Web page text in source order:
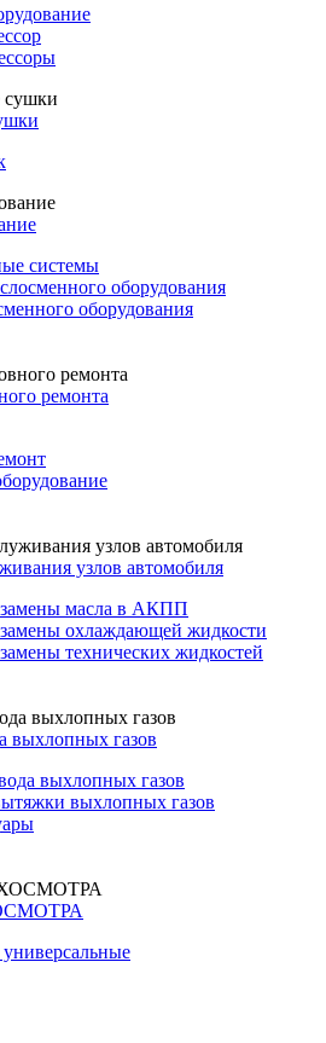
системы
оборудования
оборудования
ремонта
узлов автомобиля
замены масла в АКПП
охлаждающей жидкости
технических жидкостей
выхлопных газов
выхлопных газов
выхлопных газов